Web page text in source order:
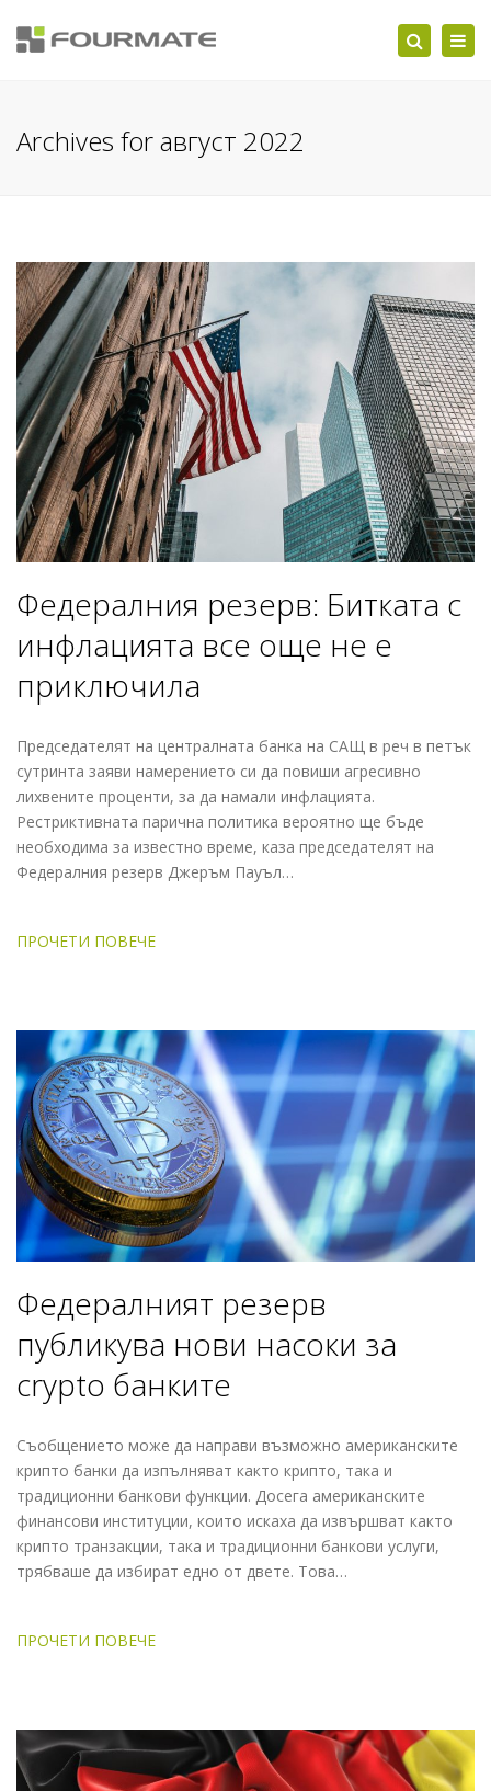
Search
Archives for август 2022
Федералния резерв: Битката с
инфлацията все още не е
приключила
Председателят на централната банка на САЩ в реч в петък
сутринта заяви намерението си да повиши агресивно
лихвените проценти, за да намали инфлацията.
Рестриктивната парична политика вероятно ще бъде
необходима за известно време, каза председателят на
Федералния резерв Джеръм Пауъл…
ПРОЧЕТИ ПОВЕЧЕ
Федералният резерв
публикува нови насоки за
crypto банките
Съобщението може да направи възможно американските
крипто банки да изпълняват както крипто, така и
традиционни банкови функции. Досега американските
финансови институции, които искаха да извършват както
крипто транзакции, така и традиционни банкови услуги,
трябваше да избират едно от двете. Това…
ПРОЧЕТИ ПОВЕЧЕ